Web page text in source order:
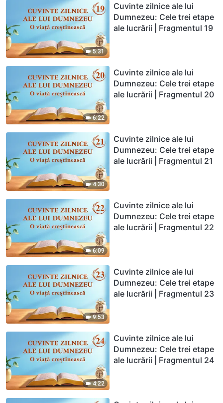
5:31
Cuvinte zilnice ale lui
Dumnezeu: Cele trei etape
ale lucrării | Fragmentul 19
6:22
Cuvinte zilnice ale lui
Dumnezeu: Cele trei etape
ale lucrării | Fragmentul 20
4:30
Cuvinte zilnice ale lui
Dumnezeu: Cele trei etape
ale lucrării | Fragmentul 21
6:09
Cuvinte zilnice ale lui
Dumnezeu: Cele trei etape
ale lucrării | Fragmentul 22
9:53
Cuvinte zilnice ale lui
Dumnezeu: Cele trei etape
ale lucrării | Fragmentul 23
4:22
Cuvinte zilnice ale lui
Dumnezeu: Cele trei etape
ale lucrării | Fragmentul 24